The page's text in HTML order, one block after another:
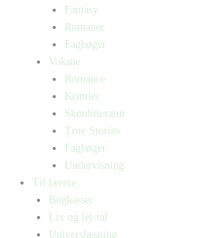
Fantasy
Romaner
Fagbøger
Voksne
Romance
Krimier
Skønlitteratur
True Stories
Fagbøger
Undervisning
Til lærere
Bogkasser
Lix og let-tal
Universlæsning